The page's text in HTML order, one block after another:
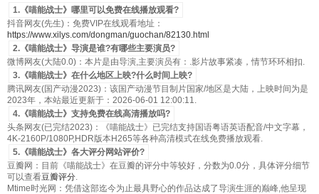
1.《喵能战士》哪里可以免费在线播放观看?
抖音网友(先生)：免费VIP在线观看地址：
https://www.xilys.com/dongman/guochan/82130.html
2.《喵能战士》导演是谁?有哪些主要演员?
微博网友(大陆0.0)：本片是由导演,主要演员有：.影片故事紧凑，情节环环相扣.
3.《喵能战士》在什么地区上映?什么时间上映?
腾讯网友(国产动漫2023)：该国产动漫节目制片国家/地区是大陆，上映时间为是
2023年，本站最近更新于：2026-06-01 12:00:11.
4.《喵能战士》支持免费在线高清播放吗?
头条网友(已完结2023)：《喵能战士》已完结支持国语粤语英语配音/中文字幕，
4K-2160P/1080P,HDR版本H265等各种高清模式在线免费播放观看.
5.《喵能战士》各大评分网站评价?
豆瓣网：目前《喵能战士》在豆瓣的评分中等较好，分数为0.0分，具体评分细节
可以查看豆瓣评分.
Mtime时光网：凭借这部迄今为止最具野心的作品达成了导演生涯的巅峰,他呈现